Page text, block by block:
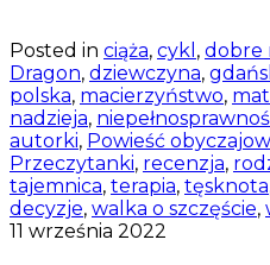
Posted in ciąża, cykl , dobre
Dragon, dziewczyna,
polska, macierzyństwo,
nadzieja,
autorki, Powieść
Przeczytanki, recenzja,
tajemnica, terapia, tęsknota
decyzje, walka o szczęście,
11 września 2022